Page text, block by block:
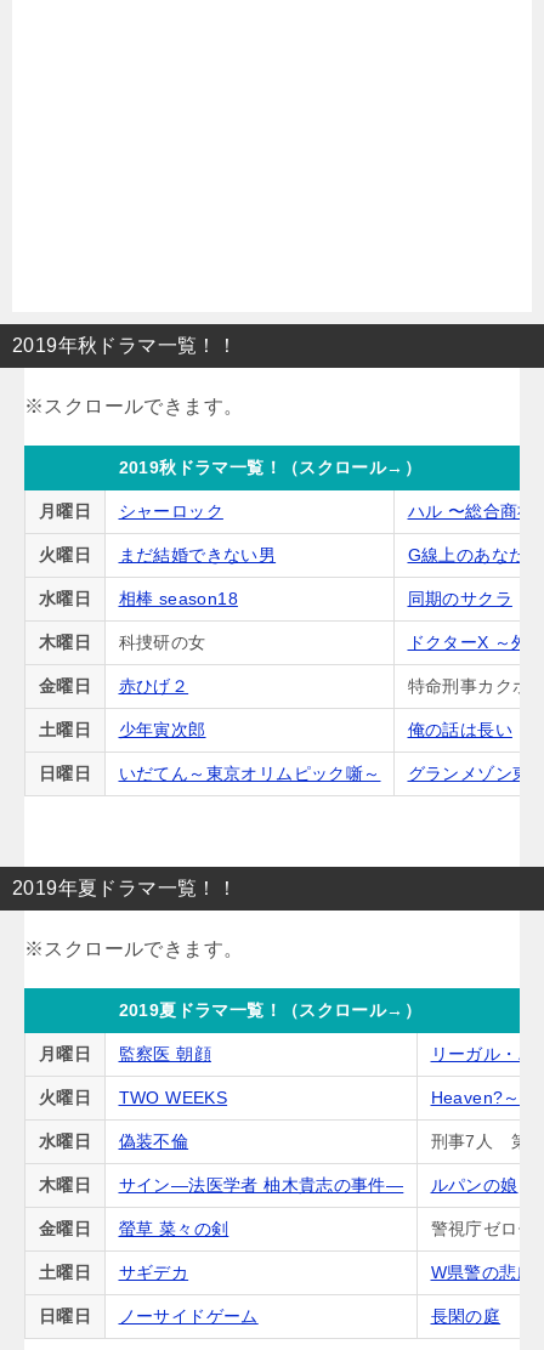
2019年秋ドラマ一覧！！
2019秋ドラマ一覧！（スクロール→）
月曜日 シャーロック ハル 〜総合商社
火曜日 まだ結婚できない男 G線上のあなた
水曜日 相棒 season18 同期のサクラ
木曜日 科捜研の女 ドクターX ～外
金曜日 赤ひげ２ 特命刑事カクホ
土曜日 少年寅次郎 俺の話は長い
日曜日 いだてん～東京オリムピック噺～ グランメゾン東
2019年夏ドラマ一覧！！
2019夏ドラマ一覧！（スクロール→）
月曜日 監察医 朝顔 リーガル・ハ
火曜日 TWO WEEKS Heaven?～ご
水曜日 偽装不倫 刑事7人 第5
木曜日 サイン―法医学者 柚木貴志の事件― ルパンの娘
金曜日 螢草 菜々の剣 警視庁ゼロ係
土曜日 サギデカ W県警の悲劇
日曜日 ノーサイドゲーム 長閑の庭